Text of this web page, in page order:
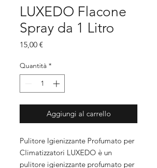
LUXEDO Flacone
Spray da 1 Litro
15,00 €
Quantità *
Aggiungi al carrello
Pulitore Igienizzante Profumato per
Climatizzatori LUXEDO è un
pulitore igienizzante profumato per